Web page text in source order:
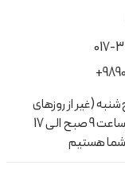
017-
(غیر از روزهای
تعطیل) از ساعت 9 صبح الی 17
هستیم